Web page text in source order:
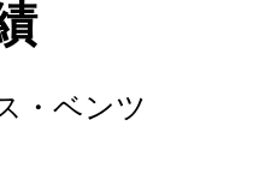
・ベンツ